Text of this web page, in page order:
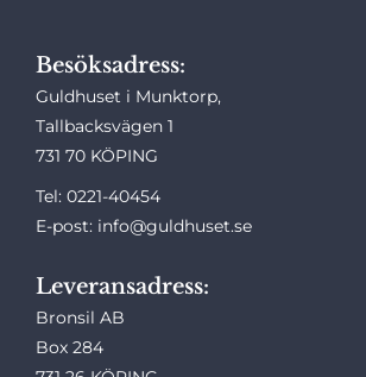
Besöksadress:
Guldhuset i Munktorp,
Tallbacksvägen 1
731 70 KÖPING
Tel: 0221-40454
E-post: info@guldhuset.se
Leveransadress:
Bronsil AB
Box 284